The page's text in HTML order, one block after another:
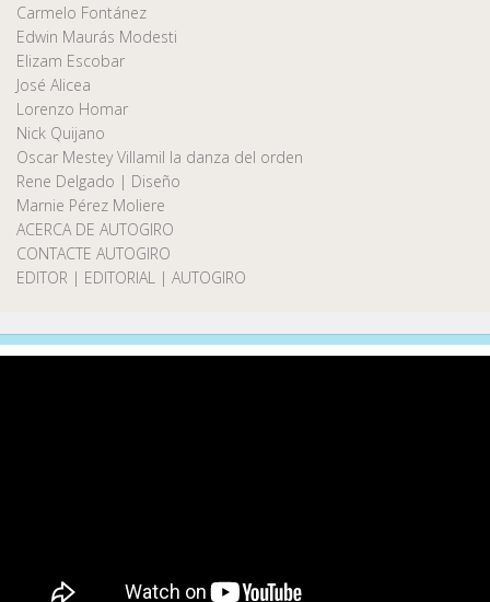
Carmelo Fontánez
Edwin Maurás Modesti
Elizam Escobar
José Alicea
Lorenzo Homar
Nick Quijano
Oscar Mestey Villamil la danza del orden
Rene Delgado | Diseño
Marnie Pérez Moliere
ACERCA DE AUTOGIRO
CONTACTE AUTOGIRO
EDITOR | EDITORIAL | AUTOGIRO